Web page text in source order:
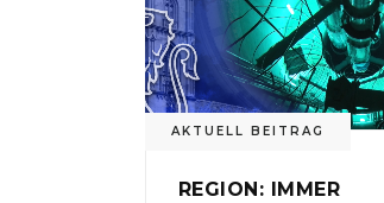
AKTUELL BEITRAG
REGION: IMMER